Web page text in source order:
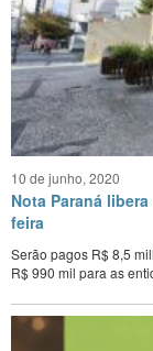
10 de junho, 2020
Nota Paraná
feira
Serão pagos R$ 8,5
R$ 990 mil para as